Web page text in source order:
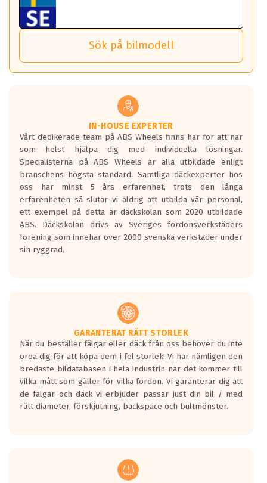
nästa bil.
Det sparar dig tid och pengar.
*PCD står för pitch circle diameter / Bultmönster.
ABS Wheels fälgar.
Viktigt att Bult respektive mutter är av storlek (17mm hylsa
Genom att du anger ditt registreringsnummer kan vi matcha
och garantera att tillbehören passar till 100%
vid åtdragning av hjulbultarna.
Sensorn sitter inne i hjulet och skickar signaler om lufttryck
och temperatur till din instrumentpanel.
TPMS gör det enkelt att ha koll på att dina däck håller rätt
tryck. Skulle du tappa tryck i något däck varnar TPMS dig
om detta.
TPMS står för Tyre Pressure Monitoring System och innebär
helt kort att du som förare alltid ska ha koll på lufttrycket i
Samtliga ABS Wheels fälgar är kompatibla med TPMS
sensorer.
Sök på bilmodell
IN-HOUSE EXPERTER
Vårt dedikerade team på ABS Wheels finns här för att när
som helst hjälpa dig med individuella lösningar.
Specialisterna på ABS Wheels är alla utbildade enligt
branschens högsta standard. Samtliga däckexperter hos
oss har minst 5 års erfarenhet, trots den långa
erfarenheten så slutar vi aldrig att utbilda vår personal,
ett exempel på detta är däckskolan som 2020 utbildade
ABS. Däckskolan drivs av Sveriges fordonsverkstäders
förening som innehar över 2000 svenska verkstäder under
sin ryggrad.
GARANTERAT RÄTT STORLEK
När du beställer fälgar eller däck från oss behöver du inte
oroa dig för att köpa dem i fel storlek! Vi har nämligen den
bredaste bildatabasen i hela industrin när det kommer till
vilka mått som gäller för vilka fordon. Vi garanterar dig att
de fälgar och däck vi erbjuder passar just din bil / med
rätt diameter, förskjutning, backspace och bultmönster.